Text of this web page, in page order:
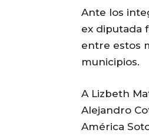
Ante los
ex diputada
entre estos
municipios.
A Lizbeth
Alejandro
América